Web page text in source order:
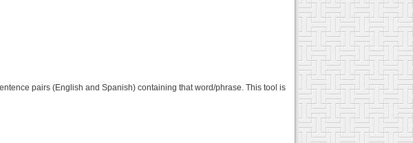
pairs (English and Spanish) containing that word/phrase. This tool is